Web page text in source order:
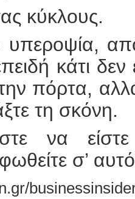
κύκλους.
κάτι δεν
πόρτα,
τη σκόνη.
να
σ’